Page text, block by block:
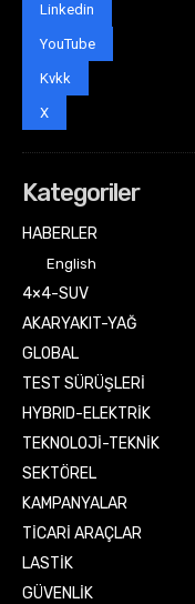
Linkedin
YouTube
Kvkk
X
Kategoriler
HABERLER
English
4×4-SUV
AKARYAKIT-YAĞ
GLOBAL
TEST SÜRÜŞLERİ
HYBRID-ELEKTRİK
TEKNOLOJİ-TEKNİK
SEKTÖREL
KAMPANYALAR
TİCARİ ARAÇLAR
LASTİK
GÜVENLİK